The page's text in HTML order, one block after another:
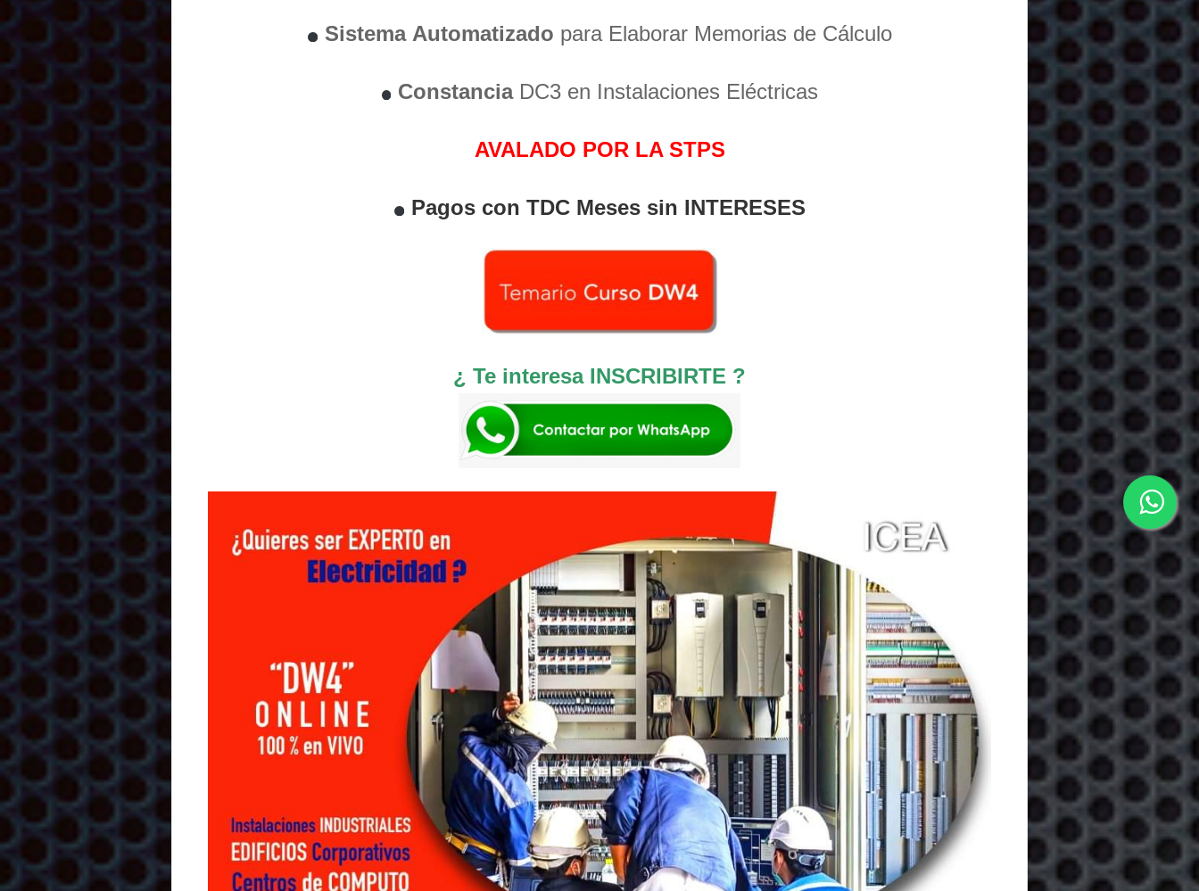
Sistema Automatizado para Elaborar Memorias de Cálculo
ConstanciaDC3 en Instalaciones Eléctricas
AVALADO POR LA STPS
Pagos con TDC Meses sin INTERESES
¿ Te interesa INSCRIBIRTE ?